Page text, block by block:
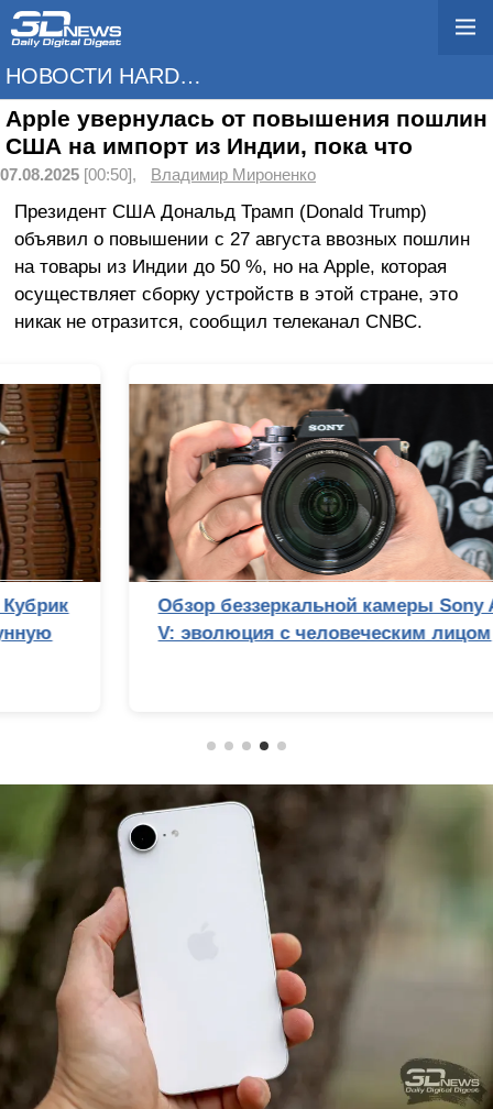
НОВОСТИ HARDWARE
Apple увернулась от повышения пошлин
США на импорт из Индии, пока что
07.08.2025 [00:50], Владимир Мироненко
Президент США Дональд Трамп (Donald Trump)
объявил о повышении с 27 августа ввозных пошлин
на товары из Индии до 50 %, но на Apple, которая
осуществляет сборку устройств в этой стране, это
никак не отразится, сообщил телеканал CNBC.
Обзор беззеркальной камеры Sony Alpha 7
V: эволюция с человеческим лицом